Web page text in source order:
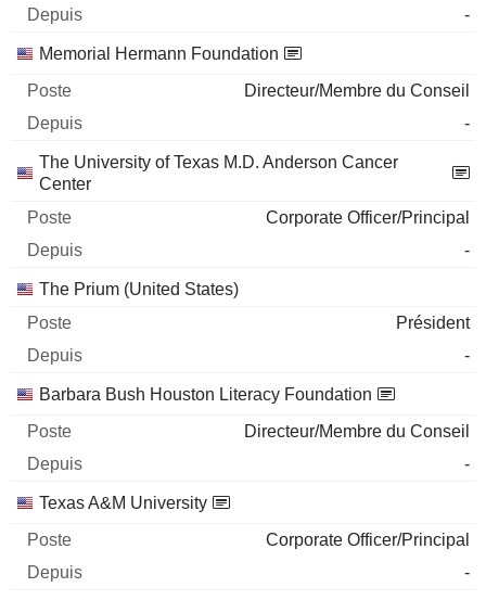
-
Memorial Hermann Foundation
Directeur/Membre du Conseil
-
The University of Texas M.D. Anderson Cancer
Center
Corporate Officer/Principal
-
The Prium (United States)
Président
-
Barbara Bush Houston Literacy Foundation
Directeur/Membre du Conseil
-
Texas A&M University
Corporate Officer/Principal
-